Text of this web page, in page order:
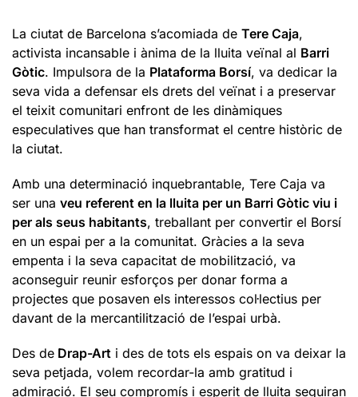
La ciutat de Barcelona s’acomiada de Tere Caja,
activista incansable i ànima de la lluita veïnal al Barri
Gòtic. Impulsora de la Plataforma Borsí, va dedicar la
seva vida a defensar els drets del veïnat i a preservar
el teixit comunitari enfront de les dinàmiques
especulatives que han transformat el centre històric de
la ciutat.
Amb una determinació inquebrantable, Tere Caja va
ser una veu referent en la lluita per un Barri Gòtic viu i
per als seus habitants, treballant per convertir el Borsí
en un espai per a la comunitat. Gràcies a la seva
empenta i la seva capacitat de mobilització, va
aconseguir reunir esforços per donar forma a
projectes que posaven els interessos col·lectius per
davant de la mercantilització de l’espai urbà.
Des de Drap-Art i des de tots els espais on va deixar la
seva petjada, volem recordar-la amb gratitud i
admiració. El seu compromís i esperit de lluita seguiran